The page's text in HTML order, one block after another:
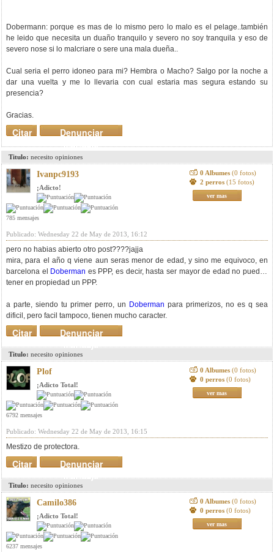
Dobermann: porque es mas de lo mismo pero lo malo es el pelage..también
he leido que necesita un duaño tranquilo y severo no soy tranquila y eso de
severo nose si lo malcriare o sere una mala dueña..
Cual seria el perro idoneo para mi? Hembra o Macho? Salgo por la noche a
dar una vuelta y me lo llevaria con cual estaria mas segura estando su
presencia?
Gracias.
Denunciar
mensaje
Citar
Titulo: necesito opiniones
Ivanpc9193
¡Adicto!
785 mensajes
0 Albumes (0 fotos)
2 perros (15 fotos)
ver mas
Publicado: Wednesday 22 de May de 2013, 16:12
pero no habias abierto otro post????jajja
mira, para el año q viene aun seras menor de edad, y sino me equivoco, en
barcelona el
Doberman es PPP, es decir, hasta ser mayor de edad no puedes
tener en propiedad un PPP.
a parte, siendo tu primer perro, un Doberman para primerizos, no es q sea
dificil, pero facil tampoco, tienen mucho caracter.
Denunciar
mensaje
Citar
Titulo: necesito opiniones
Plof
¡Adicto Total!
6792 mensajes
0 Albumes (0 fotos)
0 perros (0 fotos)
ver mas
Publicado: Wednesday 22 de May de 2013, 16:15
Mestizo de protectora.
Denunciar
mensaje
Citar
Titulo: necesito opiniones
Camilo386
¡Adicto Total!
6237 mensajes
0 Albumes (0 fotos)
0 perros (0 fotos)
ver mas